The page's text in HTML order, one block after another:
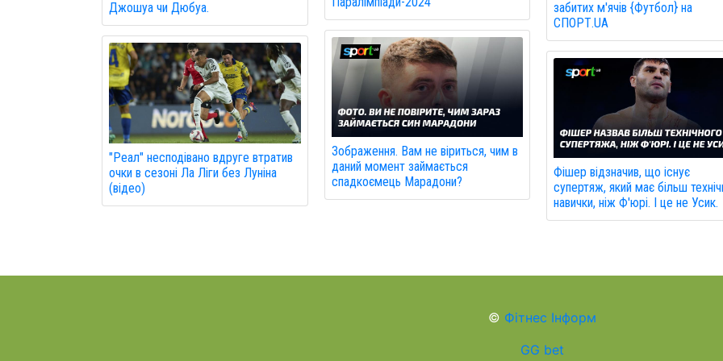
Джошуа чи Дюбуа.
"Реал" несподівано вдруге втратив
очки в сезоні Ла Ліги без Луніна
(відео)
Зображення. Вам не віриться, чим в
даний момент займається
спадкоємець Марадони?
забитих м'ячів {Футбол} на
СПОРТ.UA
Фішер відзначив, що існує
супертяж, який має більш
навички, ніж Ф'юрі. І це не Усик.
© Фітнес Інформ
GG bet